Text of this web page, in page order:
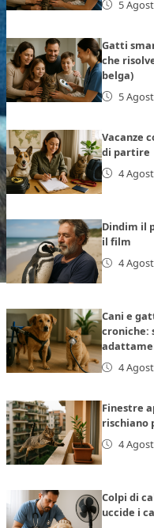
5
Gatti
che
belga)
5
Vacanze
di partire
4
Dindim il
il film
4
Cani e
croniche:
4
Finestre
rischiano
4
Colpi di
uccide i